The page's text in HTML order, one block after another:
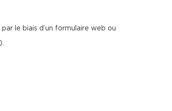
le biais d’un formulaire web ou